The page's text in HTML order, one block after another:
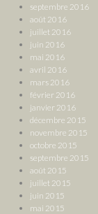
septembre 2016
août 2016
juillet 2016
juin 2016
mai 2016
avril 2016
mars 2016
février 2016
janvier 2016
décembre 2015
novembre 2015
octobre 2015
septembre 2015
août 2015
juillet 2015
juin 2015
mai 2015